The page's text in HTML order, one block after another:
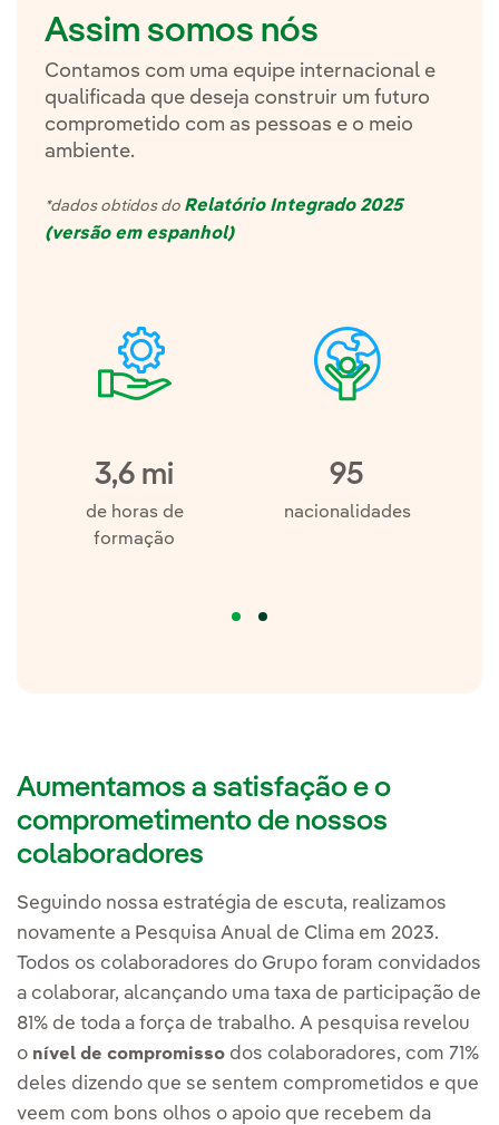
Assim somos nós
Contamos com uma equipe internacional e
qualificada que deseja construir um futuro
comprometido com as pessoas e o meio
ambiente.
*dados obtidos do Relatório Integrado 2025
(versão em espanhol)
3,6 mi
de horas de
formação
95
nacionalidades
Aumentamos a satisfação e o
comprometimento de nossos
colaboradores
Seguindo nossa estratégia de escuta, realizamos
novamente a Pesquisa Anual de Clima em 2023.
Todos os colaboradores do Grupo foram convidados
a colaborar, alcançando uma taxa de participação de
81% de toda a força de trabalho. A pesquisa revelou
o nível de compromisso dos colaboradores, com 71%
deles dizendo que se sentem comprometidos e que
veem com bons olhos o apoio que recebem da